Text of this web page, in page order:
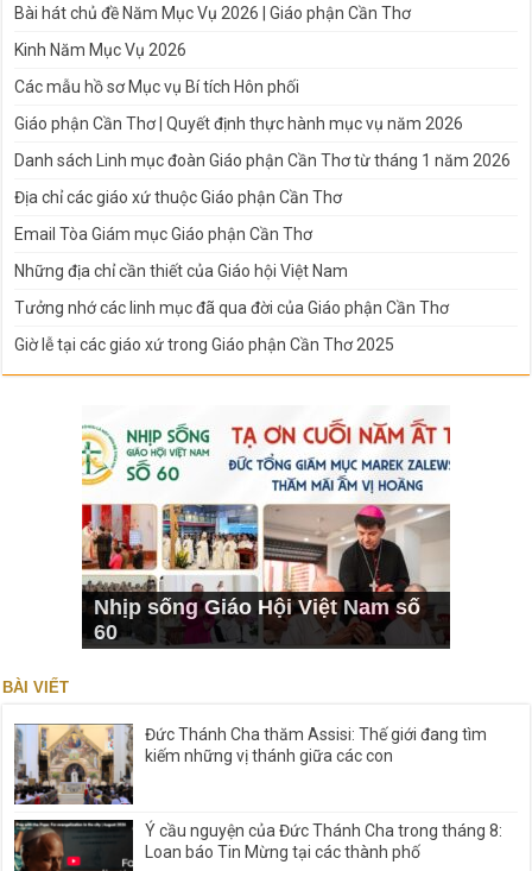
Bài hát chủ đề Năm Mục Vụ 2026 | Giáo phận Cần Thơ
Kinh Năm Mục Vụ 2026
Các mẫu hồ sơ Mục vụ Bí tích Hôn phối
Giáo phận Cần Thơ | Quyết định thực hành mục vụ năm 2026
Danh sách Linh mục đoàn Giáo phận Cần Thơ từ tháng 1 năm 2026
Địa chỉ các giáo xứ thuộc Giáo phận Cần Thơ
Email Tòa Giám mục Giáo phận Cần Thơ
Những địa chỉ cần thiết của Giáo hội Việt Nam
Tưởng nhớ các linh mục đã qua đời của Giáo phận Cần Thơ
Giờ lễ tại các giáo xứ trong Giáo phận Cần Thơ 2025
Nhịp sống Giáo Hội Việt Nam số
60
BÀI VIẾT
Đức Thánh Cha thăm Assisi: Thế giới đang tìm
kiếm những vị thánh giữa các con
Ý cầu nguyện của Đức Thánh Cha trong tháng 8:
Loan báo Tin Mừng tại các thành phố